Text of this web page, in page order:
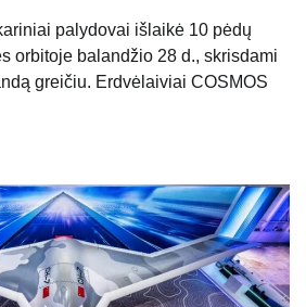
palydovai išlaikė 10 pėdų
orbitoje balandžio 28 d., skrisdami
greičiu. Erdvėlaiviai COSMOS